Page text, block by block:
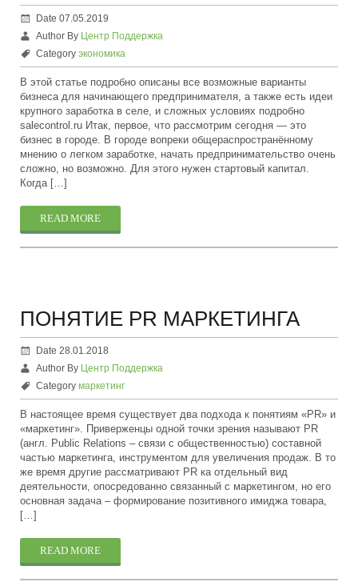
Date 07.05.2019
Author By Центр Поддержка
Category экономика
В этой статье подробно описаны все возможные варианты
бизнеса для начинающего предпринимателя, а также есть идеи
крупного заработка в селе, и сложных условиях подробно
salecontrol.ru Итак, первое, что рассмотрим сегодня — это
бизнес в городе. В городе вопреки общераспространённому
мнению о легком заработке, начать предпринимательство очень
сложно, но возможно. Для этого нужен стартовый капитал.
Когда […]
READ MORE
ПОНЯТИЕ PR МАРКЕТИНГА
Date 28.01.2018
Author By Центр Поддержка
Category маркетинг
В настоящее время существует два подхода к понятиям «PR» и
«маркетинг». Приверженцы одной точки зрения называют PR
(англ. Public Relations – связи с общественностью) составной
частью маркетинга, инструментом для увеличения продаж. В то
же время другие рассматривают PR ка отдельный вид
деятельности, опосредованно связанный с маркетингом, но его
основная задача – формирование позитивного имиджа товара,
[…]
READ MORE